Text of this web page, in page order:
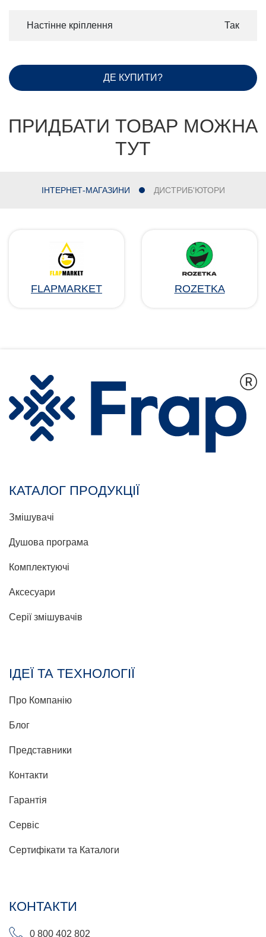
Настінне кріплення Так
ДЕ КУПИТИ?
ПРИДБАТИ ТОВАР МОЖНА
ТУТ
ІНТЕРНЕТ-МАГАЗИНИ ДИСТРИБ'ЮТОРИ
FLAPMARKET ROZETKA
КАТАЛОГ ПРОДУКЦІЇ
Змішувачі
Душова програма
Комплектуючі
Аксесуари
Серії змішувачів
ІДЕЇ ТА ТЕХНОЛОГІЇ
Про Компанію
Блог
Представники
Контакти
Гарантія
Сервіс
Сертифікати та Каталоги
КОНТАКТИ
0 800 402 802